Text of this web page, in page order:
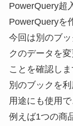
PowerQuery超
PowerQueryを
今回は別のブ
クのデータを
ことを確認しま
別のブックを
用途にも使用
例えば1つの商